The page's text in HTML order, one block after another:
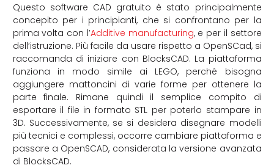
Questo software CAD gratuito è stato principalmente
concepito per i principianti, che si confrontano per la
prima volta con l’Additive manufacturing, e per il settore
dell’istruzione. Più facile da usare rispetto a OpenSCad, si
raccomanda di iniziare con BlocksCAD. La piattaforma
funziona in modo simile ai LEGO, perché bisogna
aggiungere mattoncini di varie forme per ottenere la
parte finale. Rimane quindi il semplice compito di
esportare il file in formato STL per poterlo stampare in
3D. Successivamente, se si desidera disegnare modelli
più tecnici e complessi, occorre cambiare piattaforma e
passare a OpenSCAD, considerata la versione avanzata
di BlocksCAD.